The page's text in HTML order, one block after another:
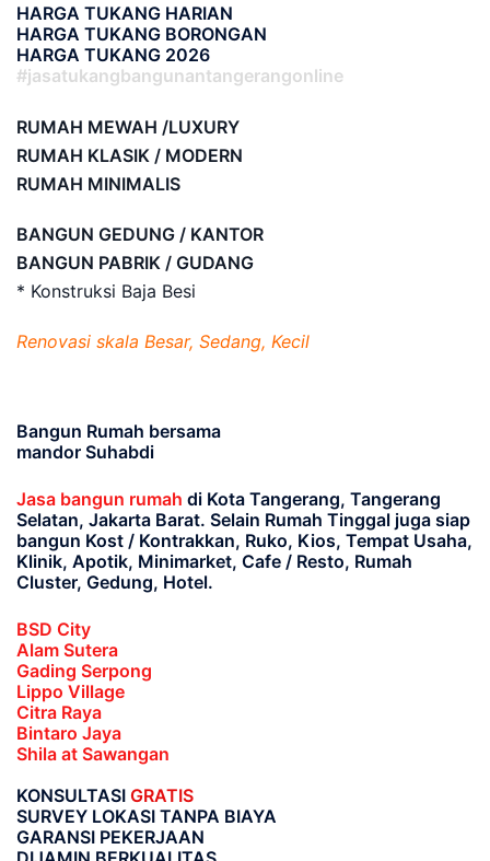
HARGA TUKANG HARIAN
HARGA TUKANG BORONGAN
HARGA TUKANG 2026
#jasatukangbangunantangerangonline
RUMAH MEWAH /LUXURY
RUMAH KLASIK / MODERN
RUMAH MINIMALIS
BANGUN GEDUNG / KANTOR
BANGUN PABRIK / GUDANG
* Konstruksi Baja Besi
Renovasi skala Besar, Sedang, Kecil
Bangun Rumah bersama
mandor Suhabdi
Jasa bangun rumah di Kota Tangerang, Tangerang
Selatan, Jakarta Barat. Selain Rumah Tinggal juga siap
bangun Kost / Kontrakkan, Ruko, Kios, Tempat Usaha,
Klinik, Apotik, Minimarket, Cafe / Resto, Rumah
Cluster, Gedung, Hotel.
BSD City
Alam Sutera
Gading Serpong
Lippo Village
Citra Raya
Bintaro Jaya
Shila at Sawangan
KONSULTASI GRATIS
SURVEY LOKASI TANPA BIAYA
GARANSI PEKERJAAN